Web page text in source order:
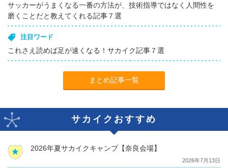
サッカーがうまくなる一番の方法が、技術指導ではなく人間性を
磨くことだと教えてくれる記事７選
注目ワード
これさえ読めば足が速くなる！サカイク記事７選
まとめ記事一覧
サカイクおすすめ
2026年夏サカイクキャンプ【奈良会場】
2026年7月13日